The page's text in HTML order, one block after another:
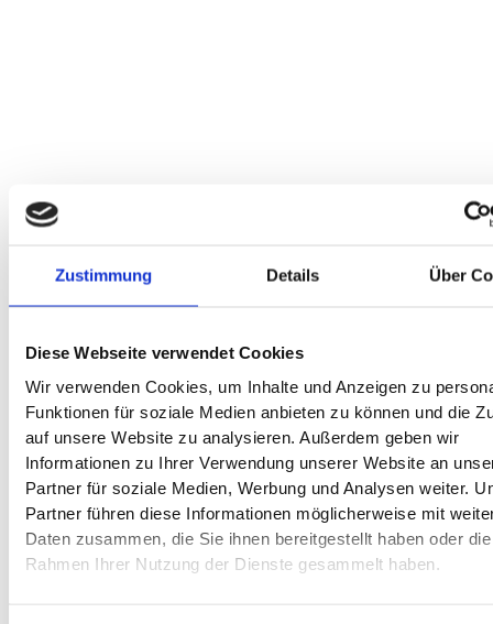
Zustimmung Details Über
Diese Webseite verwendet Cookies
Wir verwenden Cookies, um Inhalte und Anzeigen zu
Funktionen für soziale Medien anbieten zu können und die
auf unsere Website zu analysieren. Außerdem geben wir
Informationen zu Ihrer Verwendung unserer Website an
Partner für soziale Medien, Werbung und Analysen weiter.
Partner führen diese Informationen möglicherweise mit
Daten zusammen, die Sie ihnen bereitgestellt haben oder
Rahmen Ihrer Nutzung der Dienste gesammelt haben.
Die neuen B-DKS bringen wichtige Änderungen für
4. Juli 2026 Keine Kommentare
Jetzt ist der richtige Zeitpunkt, Maßnahmen neu zu bewerten.